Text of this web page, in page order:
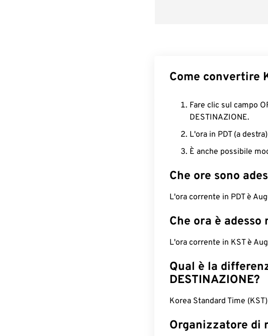
Come convertire
Fare clic sul campo
DESTINAZIONE.
L'ora in PDT (a
È anche possibile
Che ore sono
L'ora corrente in PDT è
Che ora è adesso
L'ora corrente in KST è
Qual è la
DESTINAZIONE?
Korea Standard Time
Organizzatore di